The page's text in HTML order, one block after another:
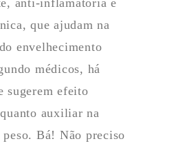
anti-inflamatória e
que ajudam na
envelhecimento
médicos, há
sugerem efeito
auxiliar na
peso. Bá! Não preciso